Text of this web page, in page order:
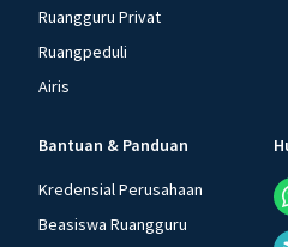
Ruangguru Privat
Ruangpeduli
Airis
Bantuan & Panduan
Kredensial Perusahaan
Beasiswa Ruangguru